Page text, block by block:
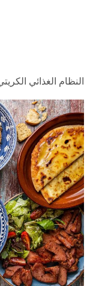
النظام الغذائي